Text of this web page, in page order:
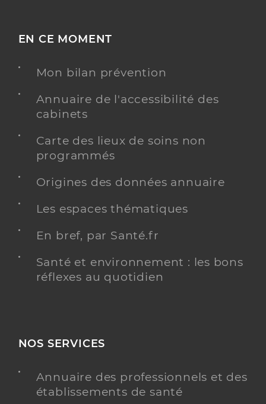
EN CE MOMENT
Mon bilan prévention
Annuaire de l'accessibilité des
cabinets
Carte des lieux de soins non
programmés
Origines des données annuaire
Les espaces thématiques
En bref, par Santé.fr
Santé et environnement : les bons
réflexes au quotidien
NOS SERVICES
Annuaire des professionnels et des
établissements de santé